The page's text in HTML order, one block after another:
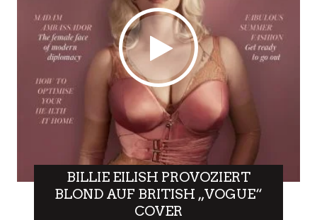
BILLIE EILISH PROVOZIERT
BLOND AUF BRITISH „VOGUE“
COVER